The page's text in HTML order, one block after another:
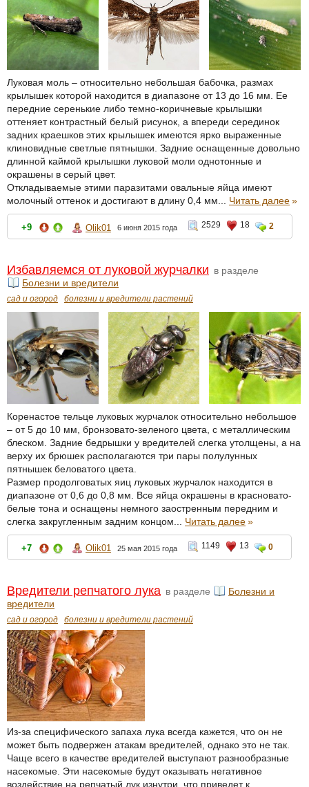
Луковая моль – относительно небольшая бабочка, размах
крылышек которой находится в диапазоне от 13 до 16 мм. Ее
передние серенькие либо темно-коричневые крылышки
оттеняет контрастный белый рисунок, а впереди серединок
задних краешков этих крылышек имеются ярко выраженные
клиновидные светлые пятнышки. Задние оснащенные довольно
длинной каймой крылышки луковой моли однотонные и
окрашены в серый цвет.
Откладываемые этими паразитами овальные яйца имеют
молочный оттенок и достигают в длину 0,4 мм... Читать далее»
+9 Olik01 6 июня 2015 года 2529 18 2
Избавляемся от луковой журчалки в разделе
Болезни и вредители
сад и огород болезни и вредители растений
Коренастое тельце луковых журчалок относительно небольшое
– от 5 до 10 мм, бронзовато-зеленого цвета, с металлическим
блеском. Задние бедрышки у вредителей слегка утолщены, а на
верху их брюшек располагаются три пары полулунных
пятнышек беловатого цвета.
Размер продолговатых яиц луковых журчалок находится в
диапазоне от 0,6 до 0,8 мм. Все яйца окрашены в красновато-
белые тона и оснащены немного заостренным передним и
слегка закругленным задним концом... Читать далее»
+7 Olik01 25 мая 2015 года 1149 13 0
Вредители репчатого лука в разделе
Болезни и
вредители
сад и огород болезни и вредители растений
Из-за специфического запаха лука всегда кажется, что он не
может быть подвержен атакам вредителей, однако это не так.
Чаще всего в качестве вредителей выступают разнообразные
насекомые. Эти насекомые будут оказывать негативное
воздействие на репчатый лук изнутри, что приведет к